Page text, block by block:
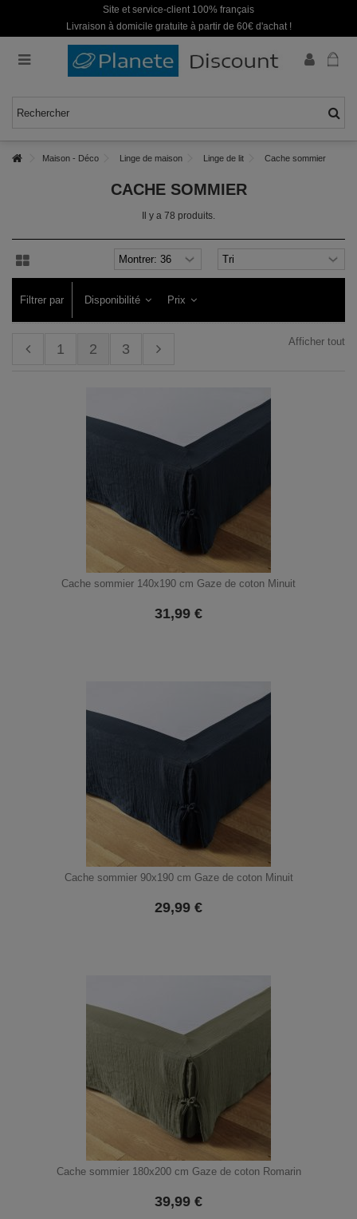
Site et service-client 100% français
Livraison à domicile gratuite à partir de 60€ d'achat !
Maison - Déco Linge de maison Linge de lit Cache sommier
CACHE SOMMIER
Il y a 78 produits.
Filtrer par Disponibilité Prix
Afficher tout
1 2 3
Cache sommier 140x190 cm Gaze de coton Minuit
31,99 €
Cache sommier 90x190 cm Gaze de coton Minuit
29,99 €
Cache sommier 180x200 cm Gaze de coton Romarin
39,99 €